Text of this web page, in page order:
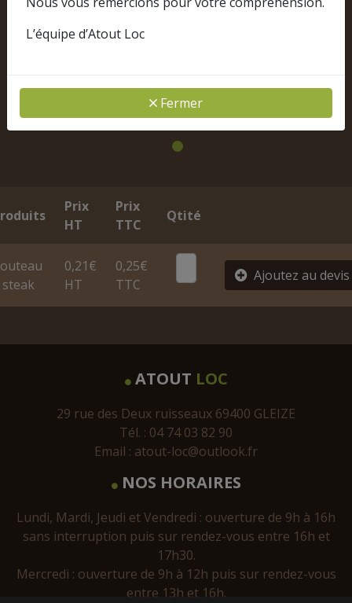
L’équipe d’Atout Loc
Fermer
Prix
HT
Prix
TTC
Qtité
steak
0,21€
HT
0,25€
TTC
Ajoutez au devis
ATOUT LOC
29 rue des Deux ruisseaux 69400 GLEIZE
Tél. : 04 74 03 82 90
Email : atout-loc@outlook.fr
NOS HORAIRES
Lundi, Mardi, Jeudi et Vendredi : ouverture de 9h à 16h
sans interruption puis sur rendez-vous entre 16h et
17h30.
Mercredi : ouverture de 9h à 12h puis sur rendez-vous
entre 13h et 16h.